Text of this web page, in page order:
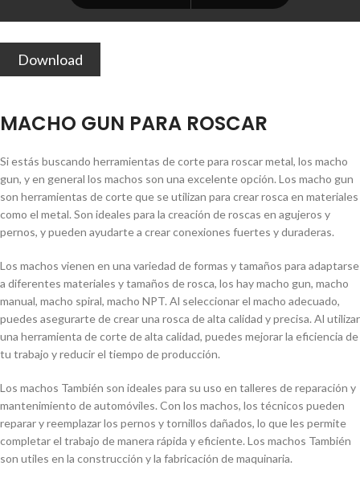
Download
MACHO GUN PARA ROSCAR
Si estás buscando herramientas de corte para roscar metal, los macho
gun, y en general los machos son una excelente opción. Los macho gun
son herramientas de corte que se utilizan para crear rosca en materiales
como el metal. Son ideales para la creación de roscas en agujeros y
pernos, y pueden ayudarte a crear conexiones fuertes y duraderas.
Los machos vienen en una variedad de formas y tamaños para adaptarse
a diferentes materiales y tamaños de rosca, los hay macho gun, macho
manual, macho spiral, macho NPT. Al seleccionar el macho adecuado,
puedes asegurarte de crear una rosca de alta calidad y precisa. Al utilizar
una herramienta de corte de alta calidad, puedes mejorar la eficiencia de
tu trabajo y reducir el tiempo de producción.
Los machos También son ideales para su uso en talleres de reparación y
mantenimiento de automóviles. Con los machos, los técnicos pueden
reparar y reemplazar los pernos y tornillos dañados, lo que les permite
completar el trabajo de manera rápida y eficiente. Los machos También
son utiles en la construcción y la fabricación de maquinaria.